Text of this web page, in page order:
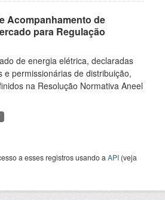
Acompanhamento de
para Regulação
de energia elétrica, declaradas
e permissionárias de distribuição,
na Resolução Normativa Aneel
a esses registros usando a API (veja